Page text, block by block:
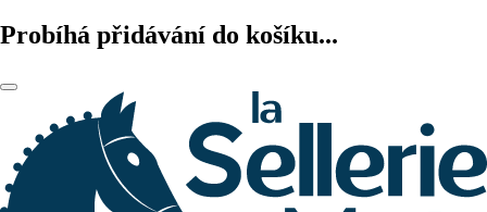
Probíhá přidávání do košíku...